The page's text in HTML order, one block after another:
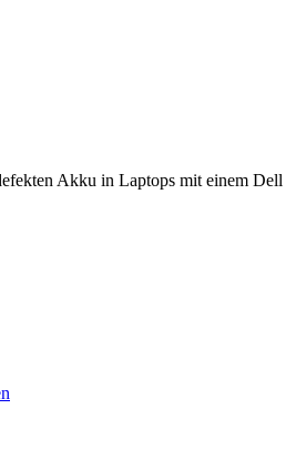
Akku in Laptops mit einem Dell